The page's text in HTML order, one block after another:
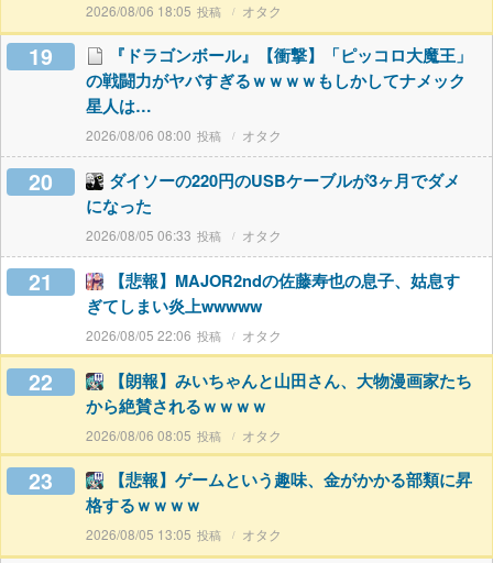
2026/08/06 18:05 オタク
19
『ドラゴンボール』【衝撃】「ピッコロ大魔王」
の戦闘力がヤバすぎるｗｗｗｗもしかしてナメック
星人は…
2026/08/06 08:00 オタク
20
ダイソーの220円のUSBケーブルが3ヶ月でダメ
になった
2026/08/05 06:33 オタク
21
【悲報】MAJOR2ndの佐藤寿也の息子、姑息す
ぎてしまい炎上wwwww
2026/08/05 22:06 オタク
22
【朗報】みいちゃんと山田さん、大物漫画家たち
から絶賛されるｗｗｗｗ
2026/08/06 08:05 オタク
23
【悲報】ゲームという趣味、金がかかる部類に昇
格するｗｗｗｗ
2026/08/05 13:05 オタク